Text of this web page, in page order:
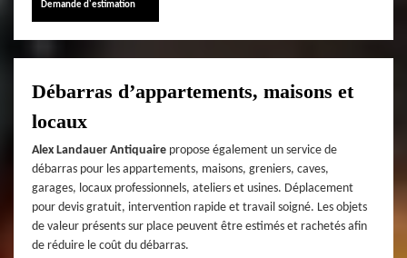
Demande d'estimation
Débarras d’appartements, maisons et
locaux
Alex Landauer Antiquaire propose également un service de
débarras pour les appartements, maisons, greniers, caves,
garages, locaux professionnels, ateliers et usines. Déplacement
pour devis gratuit, intervention rapide et travail soigné. Les objets
de valeur présents sur place peuvent être estimés et rachetés afin
de réduire le coût du débarras.